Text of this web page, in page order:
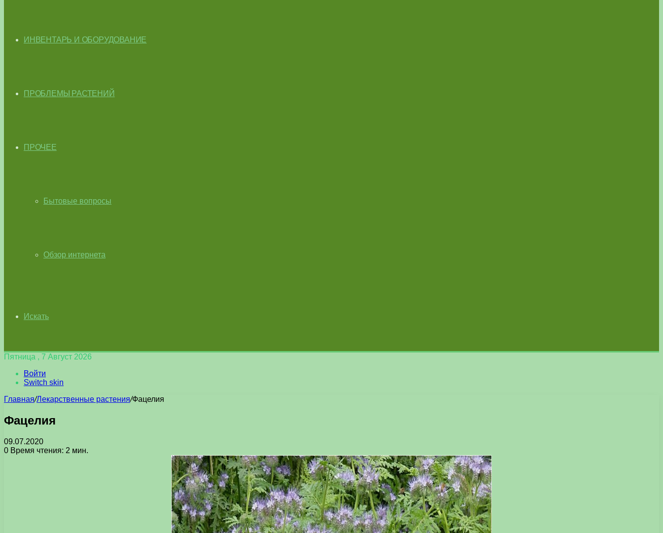
ИНВЕНТАРЬ И ОБОРУДОВАНИЕ
ПРОБЛЕМЫ РАСТЕНИЙ
ПРОЧЕЕ
Бытовые вопросы
Обзор интернета
Искать
Пятница , 7 Август 2026
Войти
Switch skin
Главная/Лекарственные растения/Фацелия
Фацелия
09.07.2020
0 Время чтения: 2 мин.